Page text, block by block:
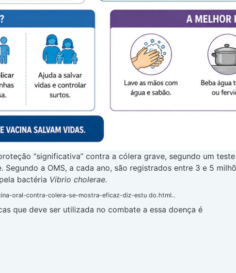
“significativa” contra a cólera grave, segundo um
Segundo a OMS, a cada ano, são registrados entre 3 e 5
bactéria Vibrio cholerae.
oral-contra-colera-se-mostra-eficaz-diz-estu do.html..
que deve ser utilizada no combate a essa doença é